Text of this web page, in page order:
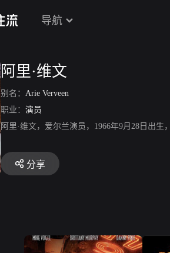
导航
阿里·维文
别名： Arie Verveen
职业： 演员
阿里·维文，爱尔兰演员，1966年9月28日出
分享